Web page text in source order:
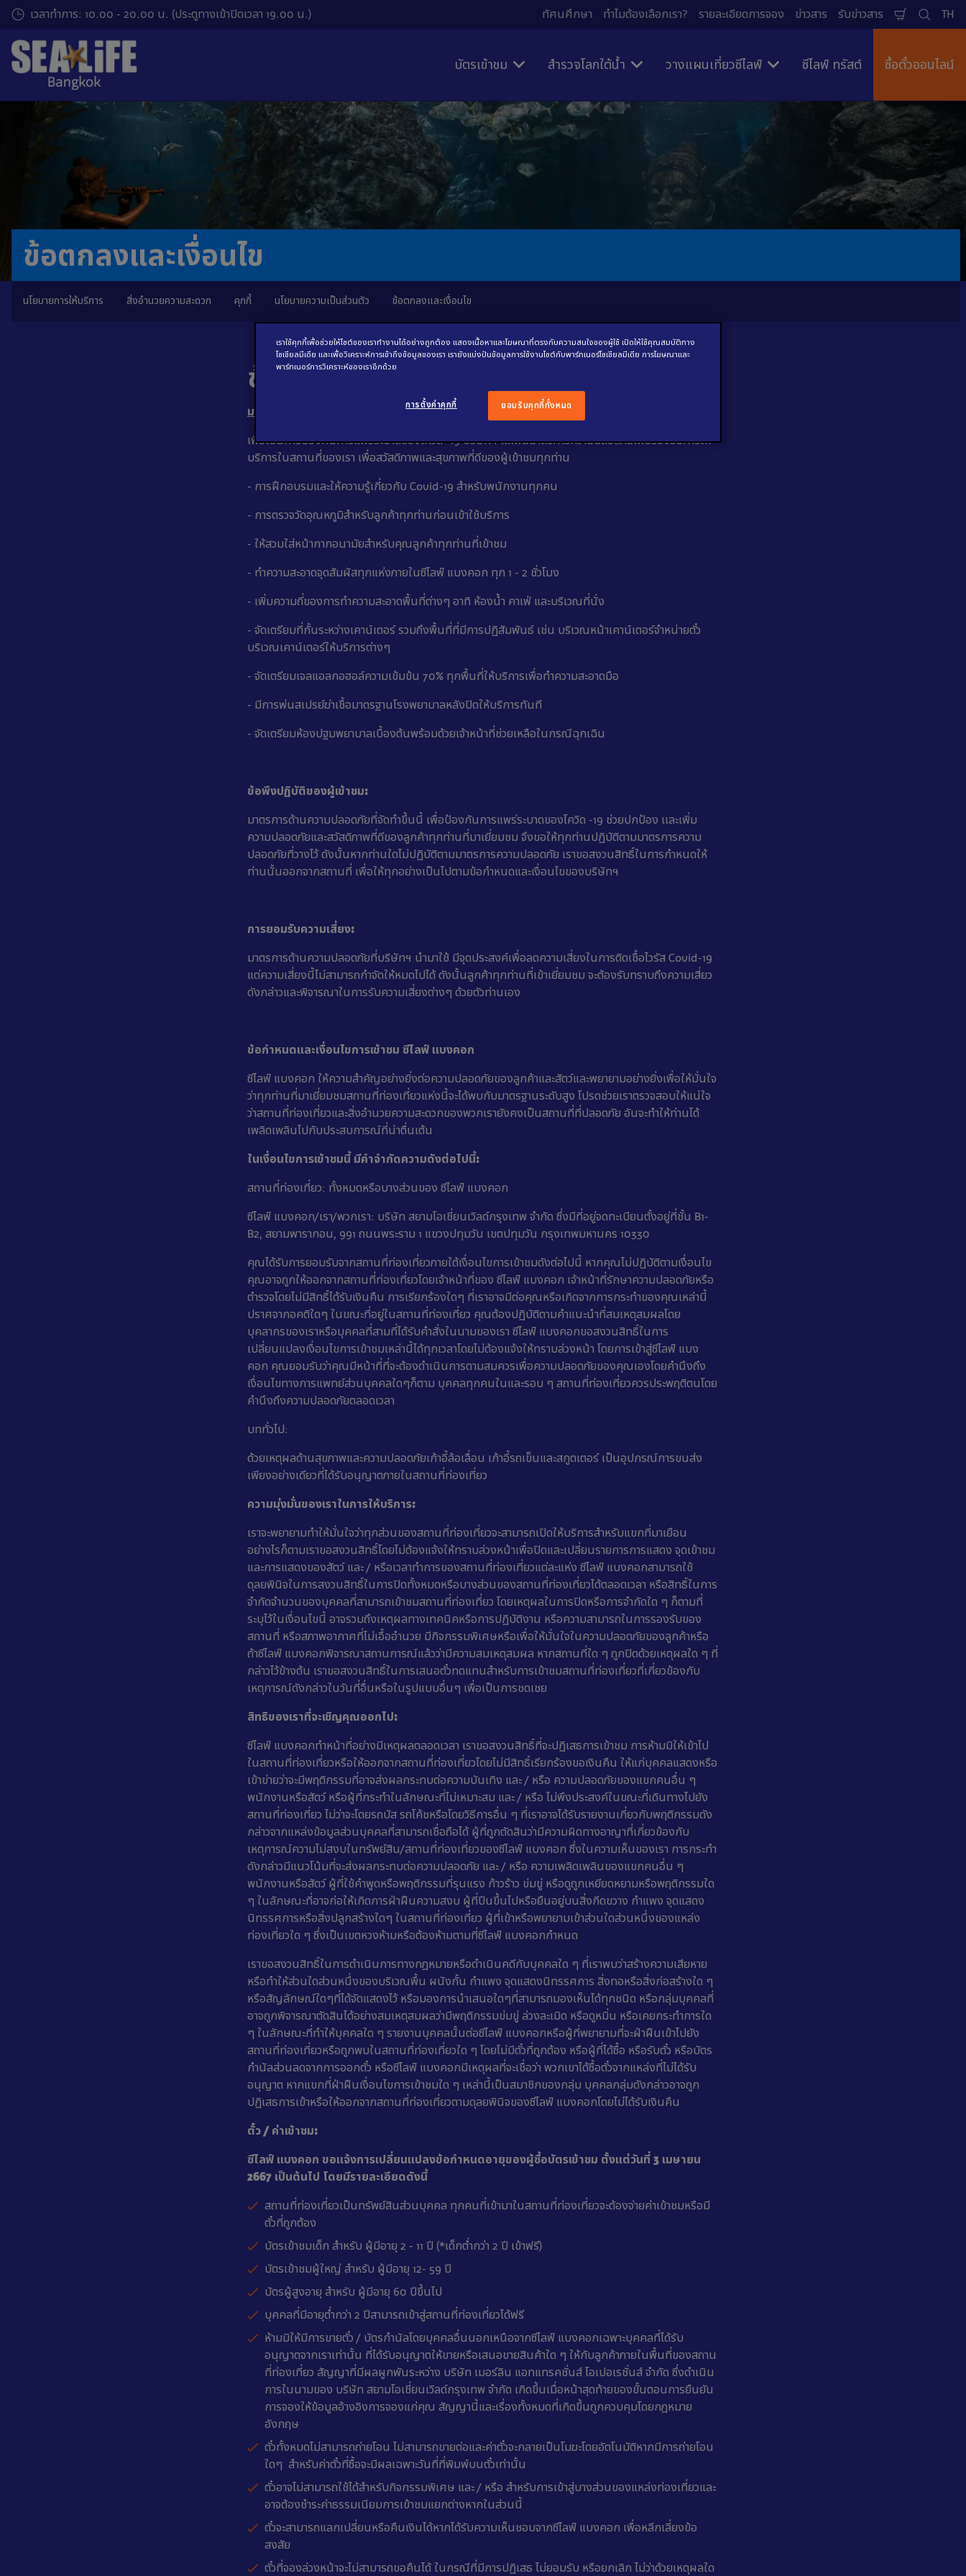
ข้าม
ข้อมูล
หลัก
เวลาทำการ: 10.00 - 20.00 น. (ประตูทางเข้าปิดเวลา 19.00 น.) ทัศนศึกษา ทำไมต้องเลือกเรา? รายละเอียดการจอง ข่าวสาร รับข่าวสาร
ตะกร้า
สินค้า
ค้นหา
THภา
บัตรเข้าชม สำรวจโลกใต้น้ำ วางแผนเที่ยวซีไลฟ์ ซีไลฟ์ ทรัสต์ ซื้อตั๋วออนไลน์
ข้อตกลงและเงื่อนไข
นโยบายการให้บริการ สิ่งอำนวยความสะดวก คุกกี้ นโยบายความเป็นส่วนตัว ข้อตกลงและเงื่อนไข
ข้อตกลงและเงื่อนไข
มาตรการความปลอดภัยในการเปิดให้บริการ
เพื่อเป็นการป้องกันการแพร่ระบาดของโควิด -19 บริษัทฯ ได้เพิ่มมาตรการความปลอดภัยเพื่อรองรับการให้
บริการในสถานที่ของเรา เพื่อสวัสดิภาพและสุขภาพที่ดีของผู้เข้าชมทุกท่าน
- การฝึกอบรมและให้ความรู้เกี่ยวกับ Covid-19 สำหรับพนักงานทุกคน
- การตรวจวัดอุณหภูมิสำหรับลูกค้าทุกท่านก่อนเข้าใช้บริการ
- ให้สวมใส่หน้ากากอนามัยสำหรับคุณลูกค้าทุกท่านที่เข้าชม
- ทำความสะอาดจุดสัมผัสทุกแห่งภายในซีไลฟ์ แบงคอก ทุก 1 - 2 ชั่วโมง
- เพิ่มความถี่ของการทำความสะอาดพื้นที่ต่างๆ อาทิ ห้องน้ำ คาเฟ่ และบริเวณที่นั่ง
- จัดเตรียมที่กั้นระหว่างเคาน์เตอร์ รวมถึงพื้นที่ที่มีการปฏิสัมพันธ์ เช่น บริเวณหน้าเคาน์เตอร์จำหน่ายตั๋ว
บริเวณเคาน์เตอร์ให้บริการต่างๆ
- จัดเตรียมเจลแอลกอฮอล์ความเข้มข้น 70% ทุกพื้นที่ให้บริการเพื่อทำความสะอาดมือ
- มีการพ่นสเปรย์ฆ่าเชื้อมาตรฐานโรงพยาบาลหลังปิดให้บริการทันที
- จัดเตรียมห้องปฐมพยาบาลเบื้องต้นพร้อมด้วยเจ้าหน้าที่ช่วยเหลือในกรณีฉุกเฉิน
ข้อพึงปฏิบัติของผู้เข้าชม:
มาตรการด้านความปลอดภัยที่จัดทำขึ้นนี้ เพื่อป้องกันการแพร่ระบาดของโควิด -19 ช่วยปกป้อง เเละเพิ่ม
ความปลอดภัยและสวัสดิภาพที่ดีของลูกค้าทุกท่านที่มาเยี่ยมชม จึงขอให้ทุกท่านปฏิบัติตามมาตรการความ
ปลอดภัยที่วางไว้ ดังนั้นหากท่านใดไม่ปฏิบัติตามมาตรการความปลอดภัย เราขอสงวนสิทธิ์ในการกำหนดให้
ท่านนั้นออกจากสถานที่ เพื่อให้ทุกอย่างเป็นไปตามข้อกำหนดและเงื่อนไขของบริษัทฯ
การยอมรับความเสี่ยง:
มาตรการด้านความปลอดภัยที่บริษัทฯ นำมาใช้ มีจุดประสงค์เพื่อลดความเสี่ยงในการติดเชื้อไวรัส Covid-19
แต่ความเสี่ยงนี้ไม่สามารถกำจัดให้หมดไปได้ ดังนั้นลูกค้าทุกท่านที่เข้าเยี่ยมชม จะต้องรับทราบถึงความเสี่ยว
ดังกล่าวและพิจารณาในการรับความเสี่ยงต่างๆ ด้วยตัวท่านเอง
ข้อกำหนดและเงื่อนไขการเข้าชม ซีไลฟ์ แบงคอก
ซีไลฟ์ แบงคอก ให้ความสำคัญอย่างยิ่งต่อความปลอดภัยของลูกค้าและสัตว์และพยายามอย่างยิ่งเพื่อให้มั่นใจ
ว่าทุกท่านที่มาเยี่ยมชมสถานที่ท่องเที่ยวแห่งนี้จะได้พบกับมาตรฐานระดับสูง โปรดช่วยเราตรวจสอบให้แน่ใจ
ว่าสถานที่ท่องเที่ยวและสิ่งอำนวยความสะดวกของพวกเรายังคงเป็นสถานที่ที่ปลอดภัย อันจะทำให้ท่านได้
เพลิดเพลินไปกับประสบการณ์ที่น่าตื่นเต้น
ในเงื่อนไขการเข้าชมนี้ มีคำจำกัดความดังต่อไปนี้:
สถานที่ท่องเที่ยว: ทั้งหมดหรือบางส่วนของ ซีไลฟ์ แบงคอก
ซีไลฟ์ แบงคอก/เรา/พวกเรา: บริษัท สยามโอเชี่ยนเวิลด์กรุงเทพ จำกัด ซึ่งมีที่อยู่จดทะเบียนตั้งอยู่ที่ชั้น B1-
B2, สยามพารากอน, 991 ถนนพระราม 1 แขวงปทุมวัน เขตปทุมวัน กรุงเทพมหานคร 10330
คุณได้รับการยอมรับจากสถานที่ท่องเที่ยวภายใต้เงื่อนไขการเข้าชมดังต่อไปนี้ หากคุณไม่ปฏิบัติตามเงื่อนไข
คุณอาจถูกให้ออกจากสถานที่ท่องเที่ยวโดยเจ้าหน้าที่ของ ซีไลฟ์ แบงคอก เจ้าหน้าที่รักษาความปลอดภัยหรือ
ตำรวจโดยไม่มีสิทธิ์ได้รับเงินคืน การเรียกร้องใดๆ ที่เราอาจมีต่อคุณหรือเกิดจากการกระทำของคุณเหล่านี้
ปราศจากอคติใดๆ ในขณะที่อยู่ในสถานที่ท่องเที่ยว คุณต้องปฏิบัติตามคำแนะนำที่สมเหตุสมผลโดย
บุคลากรของเราหรือบุคคลที่สามที่ได้รับคำสั่งในนามของเรา ซีไลฟ์ แบงคอกขอสงวนสิทธิ์ในการ
เปลี่ยนแปลงเงื่อนไขการเข้าชมเหล่านี้ได้ทุกเวลาโดยไม่ต้องแจ้งให้ทราบล่วงหน้า โดยการเข้าสู่ซีไลฟ์ แบง
คอก คุณยอมรับว่าคุณมีหน้าที่ที่จะต้องดำเนินการตามสมควรเพื่อความปลอดภัยของคุณเองโดยคำนึงถึง
เงื่อนไขทางการแพทย์ส่วนบุคคลใดๆก็ตาม บุคคลทุกคนในและรอบ ๆ สถานที่ท่องเที่ยวควรประพฤติตนโดย
คำนึงถึงความปลอดภัยตลอดเวลา
บททั่วไป:
ด้วยเหตุผลด้านสุขภาพและความปลอดภัยเก้าอี้ล้อเลื่อน เก้าอี้รถเข็นและสกูตเตอร์ เป็นอุปกรณ์การขนส่ง
เพียงอย่างเดียวที่ได้รับอนุญาตภายในสถานที่ท่องเที่ยว
ความมุ่งมั่นของเราในการให้บริการ:
เราจะพยายามทำให้มั่นใจว่าทุกส่วนของสถานที่ท่องเที่ยวจะสามารถเปิดให้บริการสำหรับแขกที่มาเยือน
อย่างไรก็ตามเราขอสงวนสิทธิ์โดยไม่ต้องแจ้งให้ทราบล่วงหน้าเพื่อปิดและเปลี่ยนรายการการแสดง จุดเข้าชม
และการแสดงของสัตว์ และ / หรือเวลาทำการของสถานที่ท่องเที่ยวแต่ละแห่ง ซีไลฟ์ แบงคอกสามารถใช้
ดุลยพินิจในการสงวนสิทธิ์ในการปิดทั้งหมดหรือบางส่วนของสถานที่ท่องเที่ยวได้ตลอดเวลา หรือสิทธิ์ในการ
จำกัดจำนวนของบุคคลที่สามารถเข้าชมสถานที่ท่องเที่ยว โดยเหตุผลในการปิดหรือการจำกัดใด ๆ ก็ตามที่
ระบุไว้ในเงื่อนไขนี้ อาจรวมถึงเหตุผลทางเทคนิคหรือการปฏิบัติงาน หรือความสามารถในการรองรับของ
สถานที่ หรือสภาพอากาศที่ไม่เอื้ออำนวย มีกิจกรรมพิเศษหรือเพื่อให้มั่นใจในความปลอดภัยของลูกค้าหรือ
ถ้าซีไลฟ์ แบงคอกพิจารณาสถานการณ์แล้วว่ามีความสมเหตุสมผล หากสถานที่ใด ๆ ถูกปิดด้วยเหตุผลใด ๆ ที่
กล่าวไว้ข้างต้น เราขอสงวนสิทธิ์ในการเสนอตั๋วทดแทนสำหรับการเข้าชมสถานที่ท่องเที่ยวที่เกี่ยวข้องกับ
เหตุการณ์ดังกล่าวในวันที่อื่นหรือในรูปแบบอื่นๆ เพื่อเป็นการชดเชย
สิทธิของเราที่จะเชิญคุณออกไป:
ซีไลฟ์ แบงคอกทำหน้าที่อย่างมีเหตุผลตลอดเวลา เราขอสงวนสิทธิ์ที่จะปฏิเสธการเข้าชม การห้ามมิให้เข้าไป
ในสถานที่ท่องเที่ยวหรือให้ออกจากสถานที่ท่องเที่ยวโดยไม่มีสิทธิ์เรียกร้องขอเงินคืน ให้แก่บุคคลแสดงหรือ
เข้าข่ายว่าจะมีพฤติกรรมที่อาจส่งผลกระทบต่อความบันเทิง และ / หรือ ความปลอดภัยของแขกคนอื่น ๆ
พนักงานหรือสัตว์ หรือผู้ที่กระทำในลักษณะที่ไม่เหมาะสม และ / หรือ ไม่พึงประสงค์ในขณะที่เดินทางไปยัง
สถานที่ท่องเที่ยว ไม่ว่าจะโดยรถบัส รถโค้ชหรือโดยวิธีการอื่น ๆ ที่เราอาจได้รับรายงานเกี่ยวกับพฤติกรรมดัง
กล่าวจากแหล่งข้อมูลส่วนบุคคลที่สามารถเชื่อถือได้ ผู้ที่ถูกตัดสินว่ามีความผิดทางอาญาที่เกี่ยวข้องกับ
เหตุการณ์ความไม่สงบในทรัพย์สิน/สถานที่ท่องเที่ยวของซีไลฟ์ แบงคอก ซึ่งในความเห็นของเรา การกระทำ
ดังกล่าวมีแนวโน้มที่จะส่งผลกระทบต่อความปลอดภัย และ / หรือ ความเพลิดเพลินของแขกคนอื่น ๆ
พนักงานหรือสัตว์ ผู้ที่ใช้คำพูดหรือพฤติกรรมที่รุนแรง ก้าวร้าว ข่มขู่ หรือดูถูกเหยียดหยามหรือพฤติกรรมใด
ๆ ในลักษณะที่อาจก่อให้เกิดการฝ่าฝืนความสงบ ผู้ที่ปีนขึ้นไปหรือยืนอยู่บนสิ่งกีดขวาง กำแพง จุดแสดง
นิทรรศการหรือสิ่งปลูกสร้างใดๆ ในสถานที่ท่องเที่ยว ผู้ที่เข้าหรือพยายามเข้าส่วนใดส่วนหนึ่งของแหล่ง
ท่องเที่ยวใด ๆ ซึ่งเป็นเขตหวงห้ามหรือต้องห้ามตามที่ซีไลฟ์ แบงคอกกำหนด
เราขอสงวนสิทธิ์ในการดำเนินการทางกฎหมายหรือดำเนินคดีกับบุคคลใด ๆ ที่เราพบว่าสร้างความเสียหาย
หรือทำให้ส่วนใดส่วนหนึ่งของบริเวณพื้น ผนังกั้น กำแพง จุดแสดงนิทรรศการ สิ่งทอหรือสิ่งก่อสร้างใด ๆ
หรือสัญลักษณ์ใดๆที่ได้จัดแสดงไว้ หรือมองการนำเสนอใดๆที่สามารถมองเห็นได้ทุกชนิด หรือกลุ่มบุคคลที่
อาจถูกพิจารณาตัดสินได้อย่างสมเหตุสมผลว่ามีพฤติกรรมข่มขู่ ล่วงละเมิด หรือดูหมิ่น หรือเคยกระทำการใด
ๆ ในลักษณะที่ทำให้บุคคลใด ๆ รายงานบุคคลนั้นต่อซีไลฟ์ แบงคอกหรือผู้ที่พยายามที่จะฝ่าฝืนเข้าไปยัง
สถานที่ท่องเที่ยวหรือถูกพบในสถานที่ท่องเที่ยวใด ๆ โดยไม่มีตั๋วที่ถูกต้อง หรือผู้ที่ได้ซื้อ หรือรับตั๋ว หรือบัตร
กำนัลส่วนลดจากการออกตั๋ว หรือซีไลฟ์ แบงคอกมีเหตุผลที่จะเชื่อว่า พวกเขาได้ซื้อตั๋วจากแหล่งที่ไม่ได้รับ
อนุญาต หากแขกที่ฝ่าฝืนเงื่อนไขการเข้าชมใด ๆ เหล่านี้เป็นสมาชิกของกลุ่ม บุคคลกลุ่มดังกล่าวอาจถูก
ปฏิเสธการเข้าหรือให้ออกจากสถานที่ท่องเที่ยวตามดุลยพินิจของซีไลฟ์ แบงคอกโดยไม่ได้รับเงินคืน
ตั๋ว / ค่าเข้าชม:
ซีไลฟ์ แบงคอก ขอแจ้งการเปลี่ยนแปลงข้อกำหนดอายุของผู้ซื้อบัตรเข้าชม ตั้งแต่วันที่ 3 เมษายน
2667 เป็นต้นไป โดยมีรายละเอียดดังนี้
สถานที่ท่องเที่ยวเป็นทรัพย์สินส่วนบุคคล ทุกคนที่เข้ามาในสถานที่ท่องเที่ยวจะต้องจ่ายค่าเข้าชมหรือมี
ตั๋วที่ถูกต้อง
บัตรเข้าชมเด็ก สำหรับ ผู้มีอายุ 2 - 11 ปี (*เด็กต่ำกว่า 2 ปี เข้าฟรี)
บัตรเข้าชมผู้ใหญ่ สำหรับ ผู้มีอายุ 12- 59 ปี
บัตรผู้สูงอายุ สำหรับ ผู้มีอายุ 60 ปีขึ้นไป
บุคคลที่มีอายุต่ำกว่า 2 ปีสามารถเข้าสู่สถานที่ท่องเที่ยวได้ฟรี
ห้ามมิให้มีการขายตั๋ว / บัตรกำนัลโดยบุคคลอื่นนอกเหนือจากซีไลฟ์ แบงคอกเฉพาะบุคคลที่ได้รับ
อนุญาตจากเราเท่านั้น ที่ได้รับอนุญาตให้ขายหรือเสนอขายสินค้าใด ๆ ให้กับลูกค้าภายในพื้นที่ของสถาน
ที่ท่องเที่ยว สัญญาที่มีผลผูกพันระหว่าง บริษัท เมอร์ลิน แอทแทรคชั่นส์ โอเปอเรชั่นส์ จำกัด ซึ่งดำเนิน
การในนามของ บริษัท สยามโอเชี่ยนเวิลด์กรุงเทพ จำกัด เกิดขึ้นเมื่อหน้าสุดท้ายของขั้นตอนการยืนยัน
การจองให้ข้อมูลอ้างอิงการจองแก่คุณ สัญญานี้และเรื่องทั้งหมดที่เกิดขึ้นถูกควบคุมโดยกฎหมาย
อังกฤษ
ตั๋วทั้งหมดไม่สามารถถ่ายโอน ไม่สามารถขายต่อและค่าตั๋วจะกลายเป็นโมฆะโดยอัตโนมัติหากมีการถ่ายโอน
ใดๆ สำหรับค่าตั๋วที่ซื้อจะมีผลเฉพาะวันที่ที่พิมพ์บนตั๋วเท่านั้น
ตั๋วอาจไม่สามารถใช้ได้สำหรับกิจกรรมพิเศษ และ / หรือ สำหรับการเข้าสู่บางส่วนของแหล่งท่องเที่ยวและ
อาจต้องชำระค่าธรรมเนียมการเข้าชมแยกต่างหากในส่วนนี้
ตั๋วจะสามารถแลกเปลี่ยนหรือคืนเงินได้หากได้รับความเห็นชอบจากซีไลฟ์ แบงคอก เพื่อหลีกเลี่ยงข้อ
สงสัย
ตั๋วที่จองล่วงหน้าจะไม่สามารถขอคืนได้ ในกรณีที่มีการปฏิเสธ ไม่ยอมรับ หรือยกเลิก ไม่ว่าด้วยเหตุผลใด
เราใช้คุกกี้เพื่อช่วยให้ไซต์ของเราทำงานได้อย่างถูกต้อง แสดงเนื้อหาและโฆษณาที่ตรงกับความสนใจของผู้ใช้ เปิดให้ใช้คุณสมบัติทาง
โซเชียลมีเดีย และเพื่อวิเคราะห์การเข้าถึงข้อมูลของเรา เรายังแบ่งปันข้อมูลการใช้งานไซต์กับพาร์ทเนอร์โซเชียลมีเดีย การโฆษณาและ
พาร์ทเนอร์การวิเคราะห์ของเราอีกด้วย
ยอมรับคุกกี้ทั้งหมด
การตั้งค่าคุกกี้